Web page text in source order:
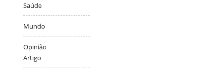
Saúde
Mundo
Opinião
Artigo